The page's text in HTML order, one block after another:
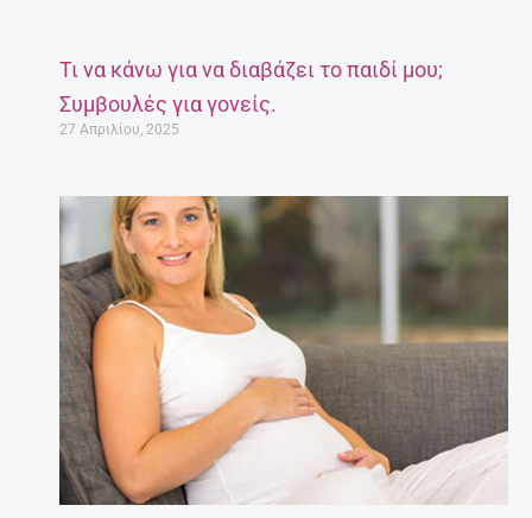
Τι να κάνω για να διαβάζει το παιδί μου;
Συμβουλές για γονείς.
27 Απριλίου, 2025